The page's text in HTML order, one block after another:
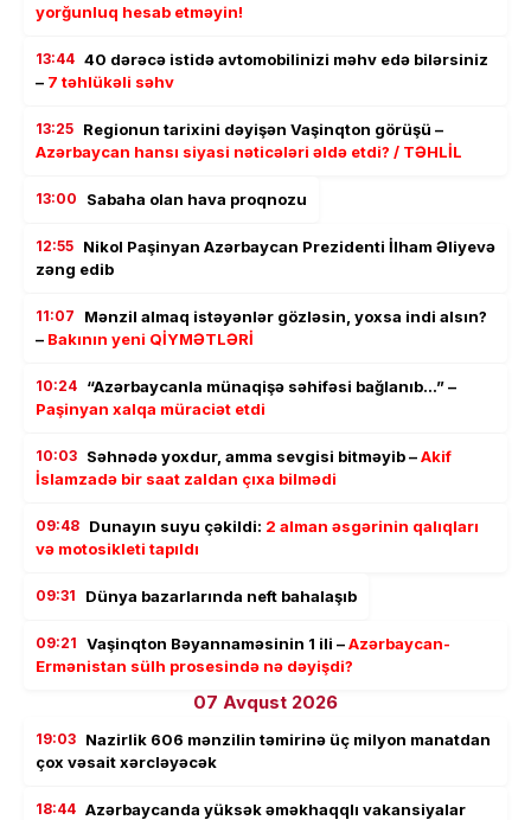
yorğunluq hesab etməyin!
13:44 40 dərəcə istidə avtomobilinizi məhv edə bilərsiniz
– 7 təhlükəli səhv
13:25 Regionun tarixini dəyişən Vaşinqton görüşü –
Azərbaycan hansı siyasi nəticələri əldə etdi? / TƏHLİL
13:00 Sabaha olan hava proqnozu
12:55 Nikol Paşinyan Azərbaycan Prezidenti İlham Əliyevə
zəng edib
11:07
Mənzil almaq istəyənlər gözləsin, yoxsa indi alsın?
– Bakının yeni QİYMƏTLƏRİ
10:24 “Azərbaycanla münaqişə səhifəsi bağlanıb…” –
Paşinyan xalqa müraciət etdi
10:03 Səhnədə yoxdur, amma sevgisi bitməyib –Akif
İslamzadə bir saat zaldan çıxa bilmədi
09:48 Dunayın suyu çəkildi: 2 alman əsgərinin qalıqları
və motosikleti tapıldı
09:31 Dünya bazarlarında neft bahalaşıb
09:21 Vaşinqton Bəyannaməsinin 1 ili –Azərbaycan-
Ermənistan sülh prosesində nə dəyişdi?
07 Avqust 2026
19:03 Nazirlik 606 mənzilin təmirinə üç milyon manatdan
çox vəsait xərcləyəcək
18:44 Azərbaycanda yüksək əməkhaqqlı vakansiyalar